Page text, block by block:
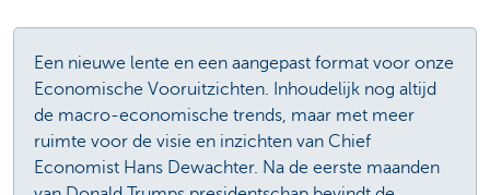
Een nieuwe lente en een aangepast format voor onze
Economische Vooruitzichten. Inhoudelijk nog altijd
de macro-economische trends, maar met meer
ruimte voor de visie en inzichten van Chief
Economist Hans Dewachter. Na de eerste maanden